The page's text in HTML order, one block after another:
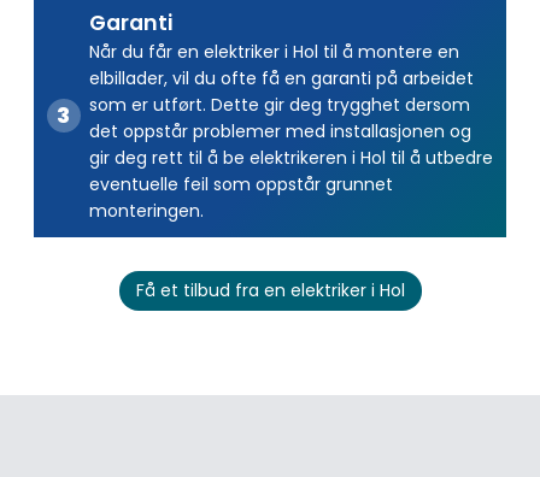
Garanti
Når du får en elektriker i Hol til å montere en
elbillader, vil du ofte få en garanti på arbeidet
som er utført. Dette gir deg trygghet dersom
det oppstår problemer med installasjonen og
gir deg rett til å be elektrikeren i Hol til å utbedre
eventuelle feil som oppstår grunnet
monteringen.
Få et tilbud fra en elektriker i Hol